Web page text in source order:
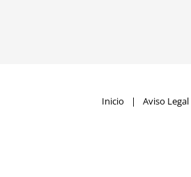
Inicio Aviso Legal